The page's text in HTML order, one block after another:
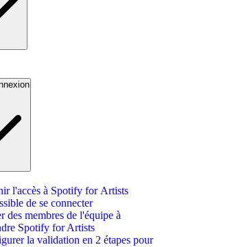
l'accès à Spotify for Artists
de se connecter
des membres de l'équipe à
Spotify for Artists
la validation en 2 étapes pour